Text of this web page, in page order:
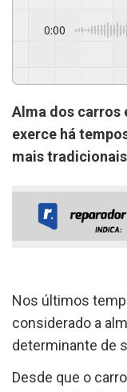
0:00
Alma dos carros
exerce há
mais
Nos últimos
considerado a
determinante de
Desde que o